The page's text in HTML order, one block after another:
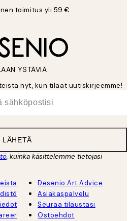
toimitus yli 59 €
YSTÄVIÄ
nyt, kun tilaat uutiskirjeemme!
LÄHETÄ
, kuinka käsittelemme tietojasi
Desenio Art Advice
Asiakaspalvelu
Seuraa tilaustasi
Ostoehdot